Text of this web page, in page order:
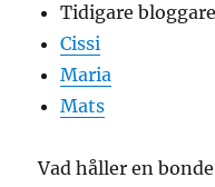
Tidigare
Cissi
Maria
Mats
Vad håller en